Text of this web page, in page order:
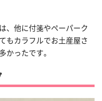
、他に付箋やペーパーク
もカラフルでお土産屋さ
かったです。